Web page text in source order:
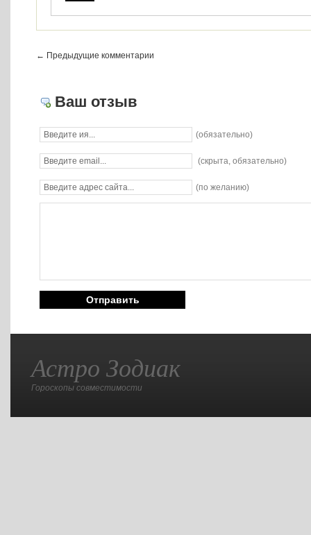
← Предыдущие комментарии
Ваш отзыв
(обязательно)
(скрыта, обязательно)
(по желанию)
Астро Зодиак
Гороскопы совместимости